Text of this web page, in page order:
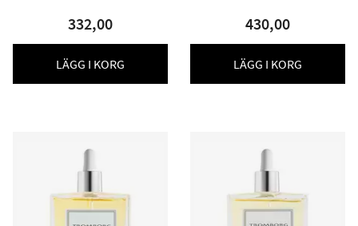
332,00
LÄGG I KORG
430,00
LÄGG I KORG